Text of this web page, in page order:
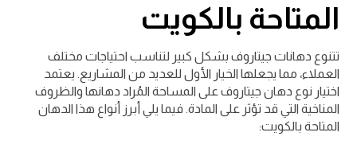
المتاحة بالكويت
تتنوع دهانات جيتاروف بشكل كبير لتناسب احتياجات مختلف
العملاء، مما يجعلها الخيار الأول للعديد من المشاريع. يعتمد
اختيار نوع دهان جيتاروف على المساحة المُراد دهانها والظروف
المناخية التي قد تؤثر على المادة. فيما يلي أبرز أنواع هذا الدهان
المتاحة بالكويت: